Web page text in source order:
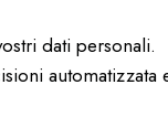
dati personali.
automatizzata